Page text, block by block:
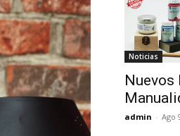
Noticias
Nuevos
admin - Ago